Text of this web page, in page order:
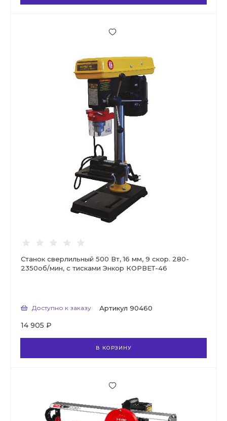
Станок сверлильный 500 Вт, 16 мм, 9 скор. 280-
2350об/мин, с тисками Энкор КОРВЕТ-46
Доступно к заказу Артикул 90460
14 905 ₽
В КОРЗИНУ